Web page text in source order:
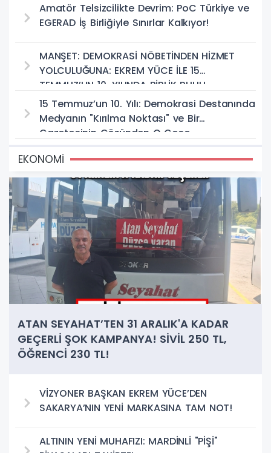
Amatör Telsizcilikte Devrim: PoC Türkiye ve
EGERAD İş Birliğiyle Sınırlar Kalkıyor!
MANŞET: DEMOKRASİ NÖBETİNDEN HİZMET
YOLCULUĞUNA: EKREM YÜCE İLE 15
TEMMUZ’UN 10. YILINDA BİRLİK RUHU
15 Temmuz’un 10. Yılı: Demokrasi Destanında
Medyanın "Kırılma Noktası" ve Bir
Gazetecinin Gözünden O Gece
EKONOMİ
ATAN SEYAHAT’TEN 31 ARALIK'A KADAR
GEÇERLİ ŞOK KAMPANYA! SİVİL 250 TL,
ÖĞRENCİ 230 TL!
VİZYONER BAŞKAN EKREM YÜCE’DEN
SAKARYA’NIN YENİ MARKASINA TAM NOT!
ALTININ YENİ MUHAFIZI: MARDİNLİ "PİŞİ"